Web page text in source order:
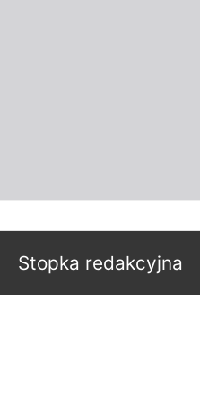
Stopka redakcyjna